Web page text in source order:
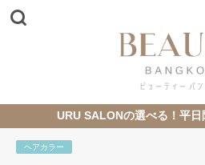
URU SALONの選べる！平
ヘアカラー